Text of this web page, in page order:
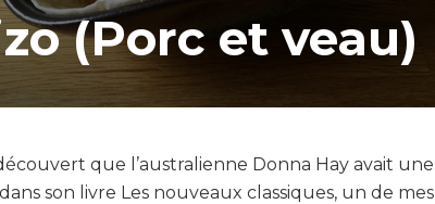
(Porc et veau)
que l’australienne Donna Hay avait une
son livre Les nouveaux classiques, un de mes